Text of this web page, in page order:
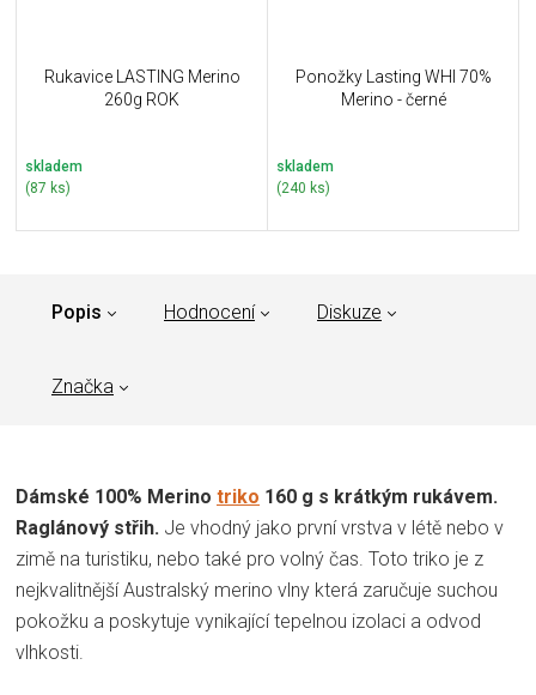
Rukavice LASTING Merino
260g ROK
skladem
(87 ks)
Ponožky Lasting WHI 70%
Merino - černé
skladem
(240 ks)
Popis Hodnocení Diskuze
Značka
Dámské 100% Merino triko 160 g s krátkým rukávem.
Raglánový střih. Je vhodný jako první vrstva v létě nebo v
zimě na turistiku, nebo také pro volný čas. Toto triko je z
nejkvalitnější Australský merino vlny která zaručuje suchou
pokožku a poskytuje vynikající tepelnou izolaci a odvod
vlhkosti.